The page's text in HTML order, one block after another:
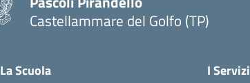
Castellammare del Golfo (TP)
La Scuola I Servizi